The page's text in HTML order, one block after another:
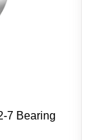
7 Bearing